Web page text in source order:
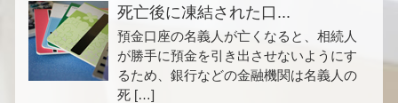
死亡後に凍結された口...
預金口座の名義人が亡くなると、相続人
が勝手に預金を引き出させないようにす
るため、銀行などの金融機関は名義人の
死 […]